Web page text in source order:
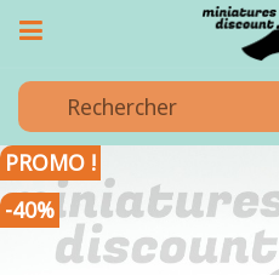
PROMO !
-40%